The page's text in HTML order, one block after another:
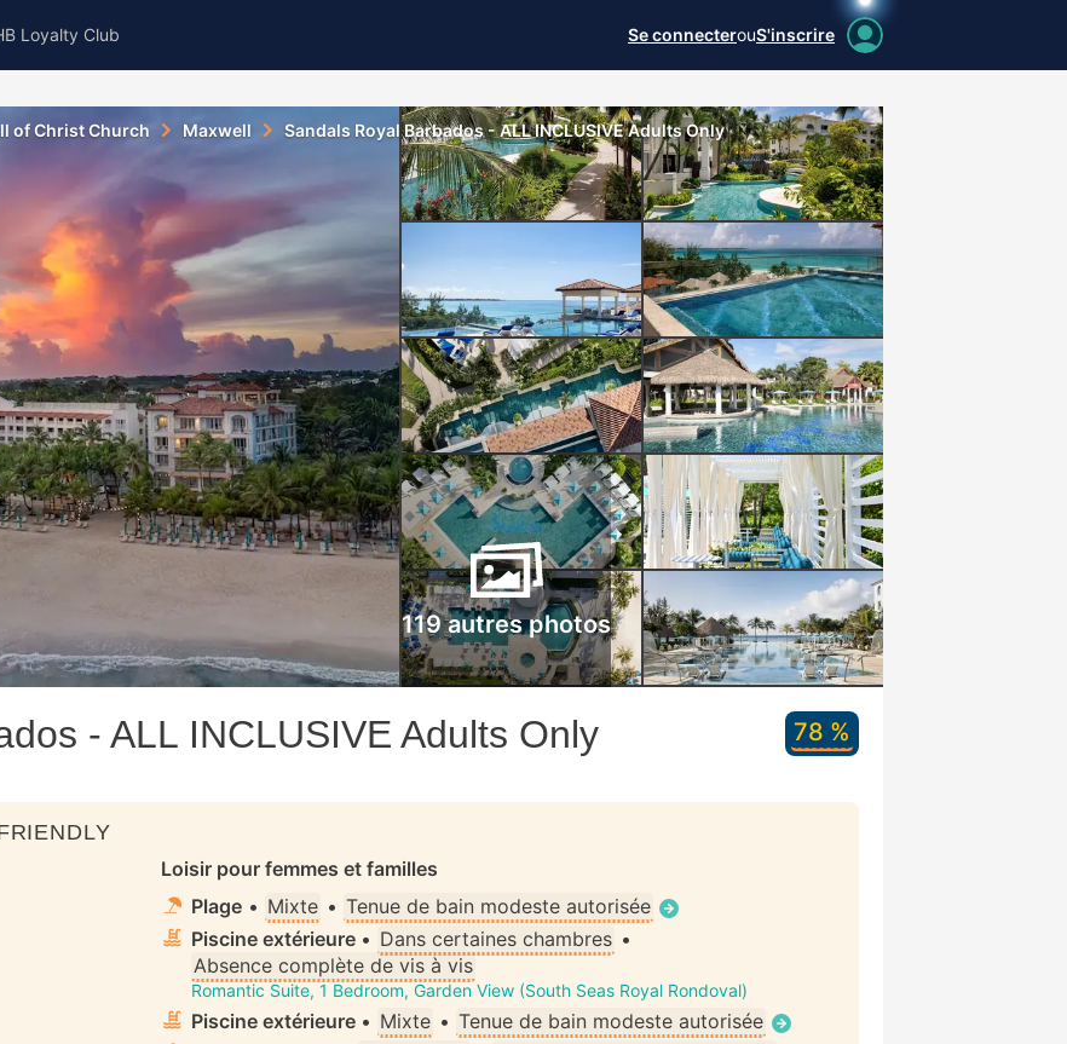
Loyalty Club Se connecterouS'inscrire
of Christ Church Maxwell Sandals Royal Barbados - ALL INCLUSIVE Adults Only
119 autres photos
- ALL INCLUSIVE Adults Only 78 %
Loisir pour femmes et familles
Plage • Mixte • Tenue de bain modeste autorisée
Piscine extérieure • Dans certaines chambres •
Absence complète de vis à vis
Romantic Suite, 1 Bedroom, Garden View (South Seas Royal Rondoval)
Piscine extérieure • Mixte • Tenue de bain modeste autorisée